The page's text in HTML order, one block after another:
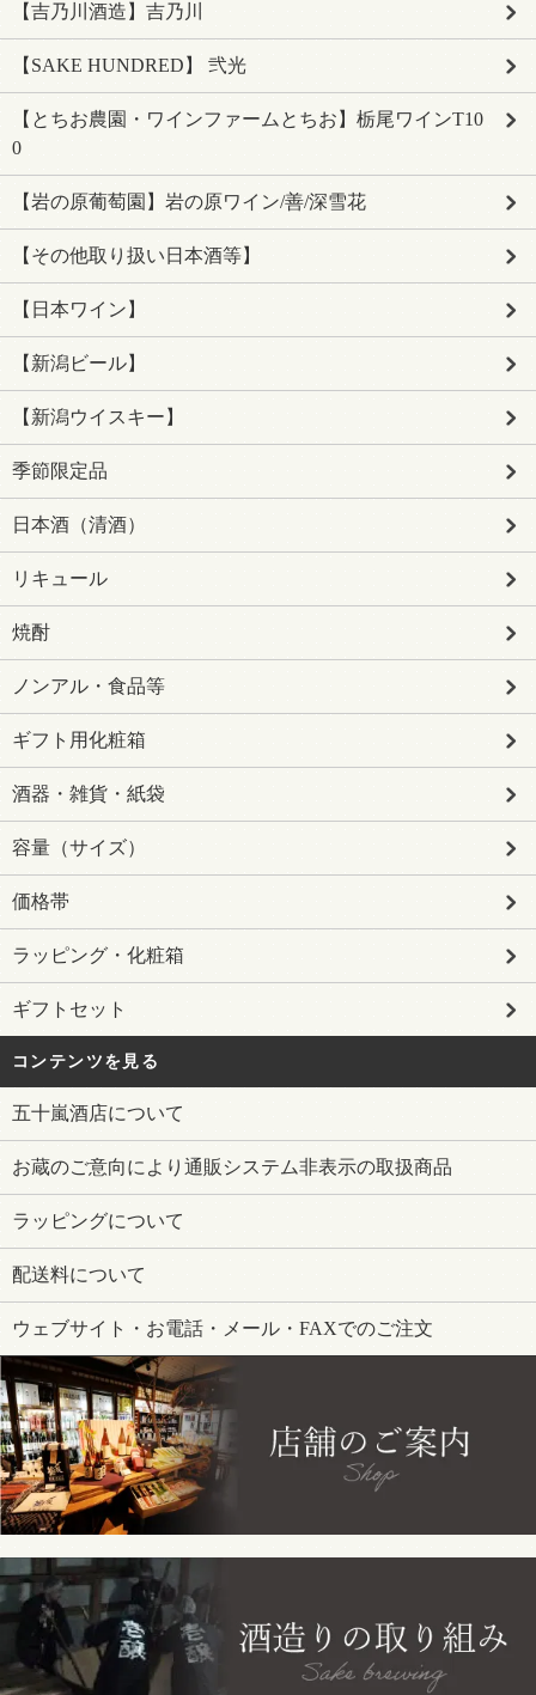
【吉乃川酒造】吉乃川
【SAKE HUNDRED】 弐光
【とちお農園・ワインファームとちお】栃尾ワインT10
0
【岩の原葡萄園】岩の原ワイン/善/深雪花
【その他取り扱い日本酒等】
【日本ワイン】
【新潟ビール】
【新潟ウイスキー】
季節限定品
日本酒（清酒）
リキュール
焼酎
ノンアル・食品等
ギフト用化粧箱
酒器・雑貨・紙袋
容量（サイズ）
価格帯
ラッピング・化粧箱
ギフトセット
コンテンツを見る
五十嵐酒店について
お蔵のご意向により通販システム非表示の取扱商品
ラッピングについて
配送料について
ウェブサイト・お電話・メール・FAXでのご注文